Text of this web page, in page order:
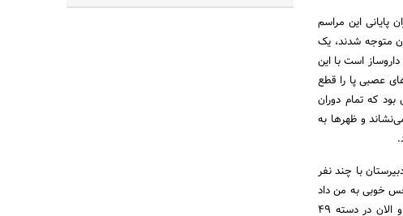
پایانی این مراسم
متوجه شدند، یک
است با این
عصبی پا را قطع
که تمام دوران
و ظهر­ها به
با چند نفر
حس خوبی به من داد
و از مربی آن باشگاه سوال کردم که می­‌توانم ثبت نام کنم با موافقت او زندگی ورزشی من آغاز شد و الان در دسته 49